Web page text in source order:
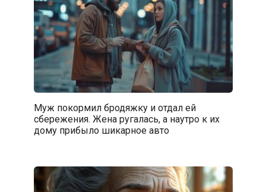
Муж покормил бродяжку и отдал ей
сбережения. Жена ругалась, а наутро к их
дому прибыло шикарное авто